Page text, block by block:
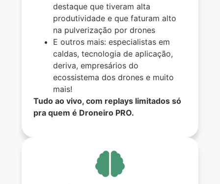
destaque que tiveram alta
produtividade e que faturam alto
na pulverização por drones
E outros mais: especialistas em
caldas, tecnologia de aplicação,
deriva, empresários do
ecossistema dos drones e muito
mais!
Tudo ao vivo, com replays limitados só
pra quem é Droneiro PRO.